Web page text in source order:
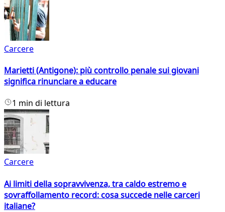
Carcere
Marietti (Antigone): più controllo penale sui giovani
significa rinunciare a educare
1 min di lettura
Carcere
Ai limiti della sopravvivenza, tra caldo estremo e
sovraffollamento record: cosa succede nelle carceri
italiane?